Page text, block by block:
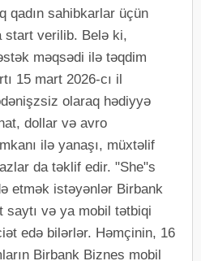
qadın sahibkarlar üçün
start verilib. Belə ki,
məqsədi ilə təqdim
15 mart 2026-cı il
olaraq hədiyyə
dollar və avro
ilə yanaşı, müxtəlif
da təklif edir. "She"s
etmək istəyənlər Birbank
və ya mobil tətbiqi
edə bilərlər. Həmçinin, 16
Birbank Biznes mobil